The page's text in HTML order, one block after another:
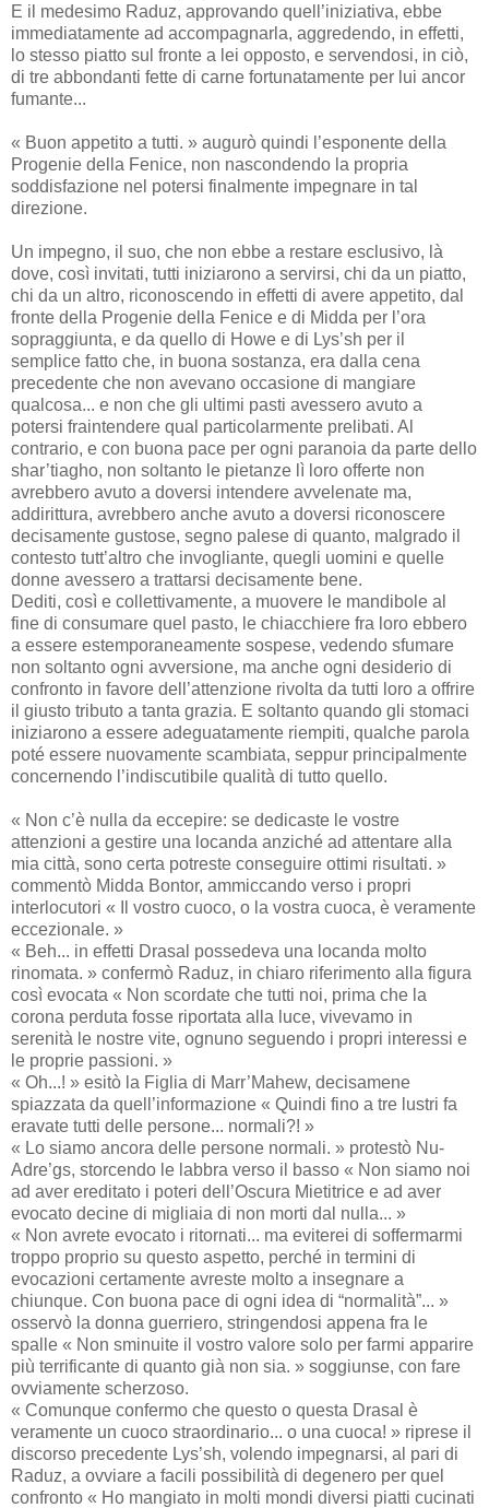
E il medesimo Raduz, approvando quell’iniziativa, ebbe
immediatamente ad accompagnarla, aggredendo, in effetti,
lo stesso piatto sul fronte a lei opposto, e servendosi, in ciò,
di tre abbondanti fette di carne fortunatamente per lui ancor
fumante...
« Buon appetito a tutti. » augurò quindi l’esponente della
Progenie della Fenice, non nascondendo la propria
soddisfazione nel potersi finalmente impegnare in tal
direzione.
Un impegno, il suo, che non ebbe a restare esclusivo, là
dove, così invitati, tutti iniziarono a servirsi, chi da un piatto,
chi da un altro, riconoscendo in effetti di avere appetito, dal
fronte della Progenie della Fenice e di Midda per l’ora
sopraggiunta, e da quello di Howe e di Lys’sh per il
semplice fatto che, in buona sostanza, era dalla cena
precedente che non avevano occasione di mangiare
qualcosa... e non che gli ultimi pasti avessero avuto a
potersi fraintendere qual particolarmente prelibati. Al
contrario, e con buona pace per ogni paranoia da parte dello
shar’tiagho, non soltanto le pietanze lì loro offerte non
avrebbero avuto a doversi intendere avvelenate ma,
addirittura, avrebbero anche avuto a doversi riconoscere
decisamente gustose, segno palese di quanto, malgrado il
contesto tutt’altro che invogliante, quegli uomini e quelle
donne avessero a trattarsi decisamente bene.
Dediti, così e collettivamente, a muovere le mandibole al
fine di consumare quel pasto, le chiacchiere fra loro ebbero
a essere estemporaneamente sospese, vedendo sfumare
non soltanto ogni avversione, ma anche ogni desiderio di
confronto in favore dell’attenzione rivolta da tutti loro a offrire
il giusto tributo a tanta grazia. E soltanto quando gli stomaci
iniziarono a essere adeguatamente riempiti, qualche parola
poté essere nuovamente scambiata, seppur principalmente
concernendo l’indiscutibile qualità di tutto quello.
« Non c’è nulla da eccepire: se dedicaste le vostre
attenzioni a gestire una locanda anziché ad attentare alla
mia città, sono certa potreste conseguire ottimi risultati. »
commentò Midda Bontor, ammiccando verso i propri
interlocutori « Il vostro cuoco, o la vostra cuoca, è veramente
eccezionale. »
« Beh... in effetti Drasal possedeva una locanda molto
rinomata. » confermò Raduz, in chiaro riferimento alla figura
così evocata « Non scordate che tutti noi, prima che la
corona perduta fosse riportata alla luce, vivevamo in
serenità le nostre vite, ognuno seguendo i propri interessi e
le proprie passioni. »
« Oh...! » esitò la Figlia di Marr’Mahew, decisamene
spiazzata da quell’informazione « Quindi fino a tre lustri fa
eravate tutti delle persone... normali?! »
« Lo siamo ancora delle persone normali. » protestò Nu-
Adre’gs, storcendo le labbra verso il basso « Non siamo noi
ad aver ereditato i poteri dell’Oscura Mietitrice e ad aver
evocato decine di migliaia di non morti dal nulla... »
« Non avrete evocato i ritornati... ma eviterei di soffermarmi
troppo proprio su questo aspetto, perché in termini di
evocazioni certamente avreste molto a insegnare a
chiunque. Con buona pace di ogni idea di “normalità”... »
osservò la donna guerriero, stringendosi appena fra le
spalle « Non sminuite il vostro valore solo per farmi apparire
più terrificante di quanto già non sia. » soggiunse, con fare
ovviamente scherzoso.
« Comunque confermo che questo o questa Drasal è
veramente un cuoco straordinario... o una cuoca! » riprese il
discorso precedente Lys’sh, volendo impegnarsi, al pari di
Raduz, a ovviare a facili possibilità di degenero per quel
confronto « Ho mangiato in molti mondi diversi piatti cucinati